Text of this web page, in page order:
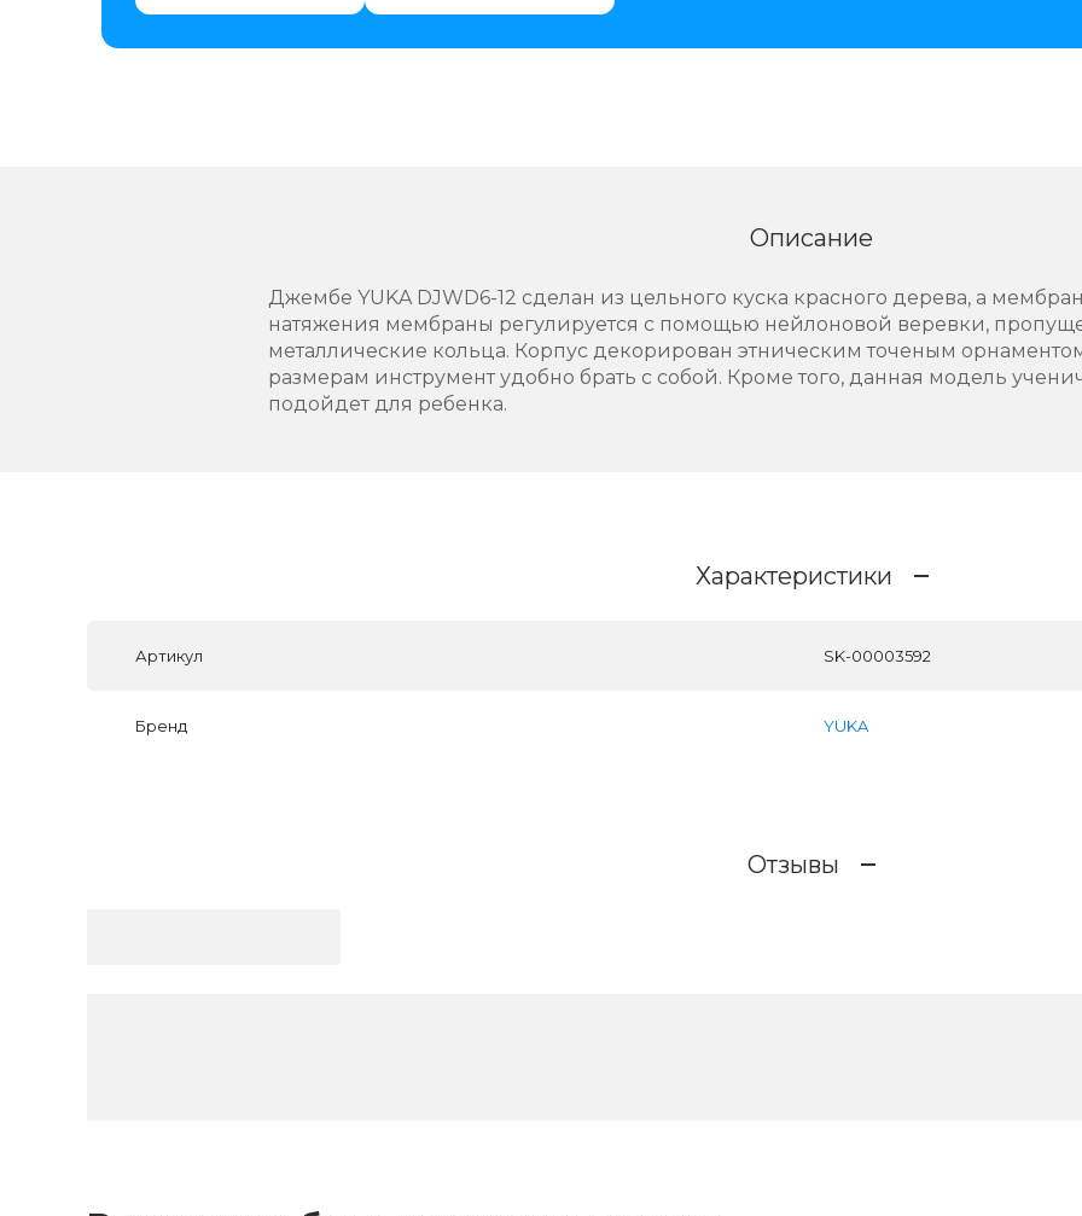
Описание
Джембе YUKA DJWD6-12 сделан из цельного куска красного дерева, а
натяжения мембраны регулируется с помощью нейлоновой веревки,
металлические кольца. Корпус декорирован этническим точеным
размерам инструмент удобно брать с собой. Кроме того, данная модель
подойдет для ребенка.
Характеристики
Артикул SK-00003592
Бренд YUKA
Отзывы